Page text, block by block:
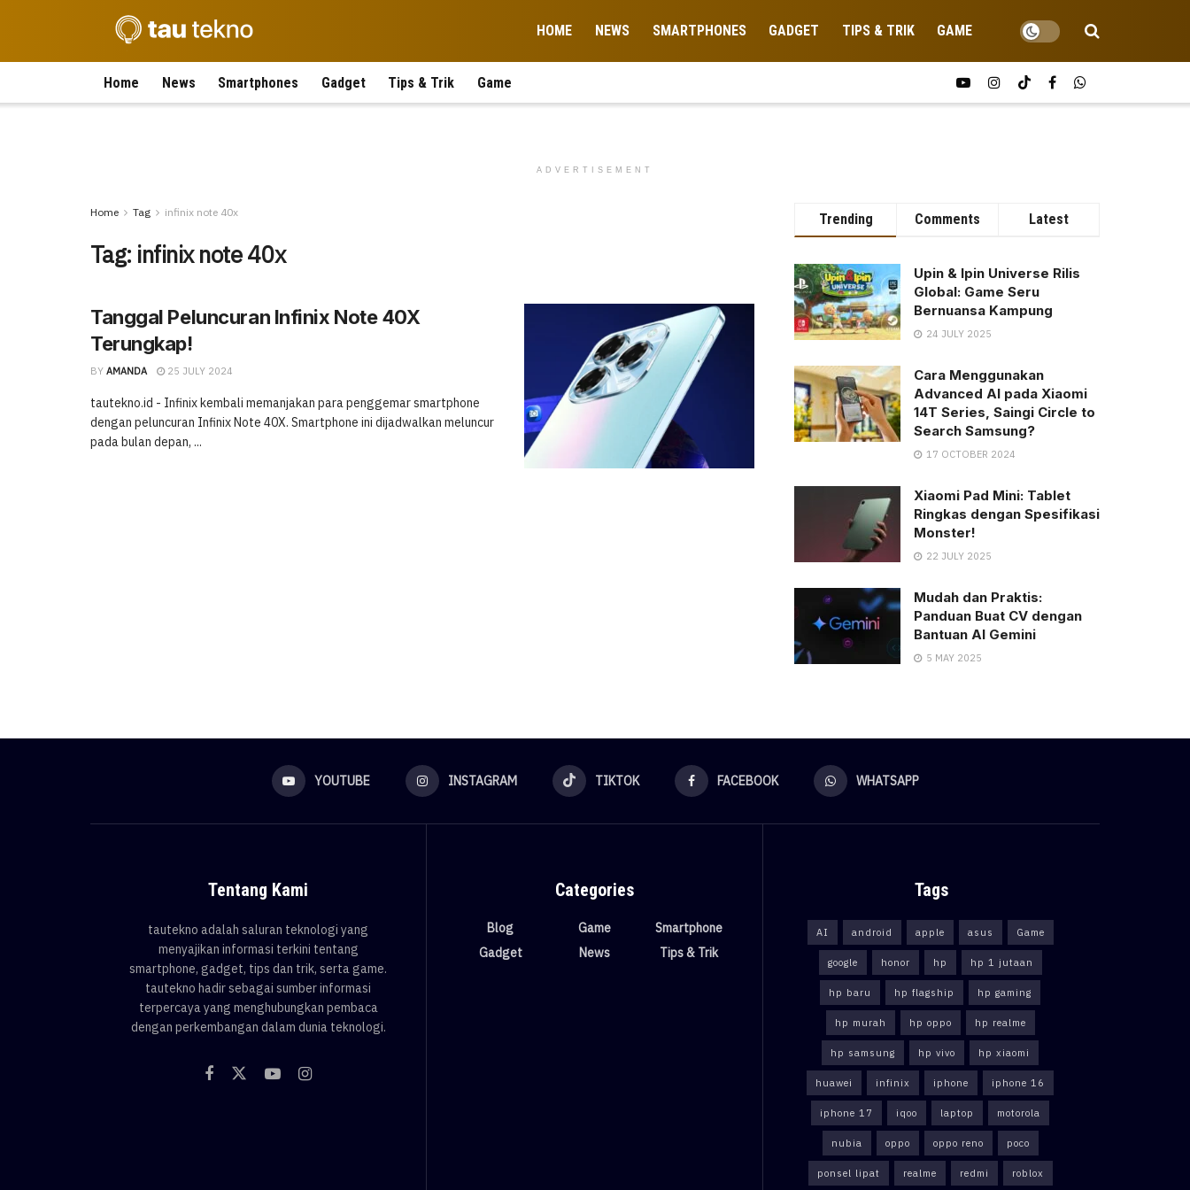
HOME NEWS SMARTPHONES GADGET TIPS & TRIK GAME
Home News Smartphones Gadget Tips & Trik Game
ADVERTISEMENT
Home Tag infinix note 40x
Tag: infinix note 40x
Tanggal Peluncuran Infinix Note 40X
Terungkap!
BY AMANDA 25 JULY 2024
tautekno.id - Infinix kembali memanjakan para penggemar smartphone
dengan peluncuran Infinix Note 40X. Smartphone ini dijadwalkan meluncur
pada bulan depan, ...
Trending Comments Latest
Upin & Ipin Universe Rilis
Global: Game Seru
Bernuansa Kampung
24 JULY 2025
Cara Menggunakan
Advanced AI pada Xiaomi
14T Series, Saingi Circle to
Search Samsung?
17 OCTOBER 2024
Xiaomi Pad Mini: Tablet
Ringkas dengan Spesifikasi
Monster!
22 JULY 2025
Mudah dan Praktis:
Panduan Buat CV dengan
Bantuan AI Gemini
5 MAY 2025
YOUTUBE INSTAGRAM TIKTOK FACEBOOK WHATSAPP
Tentang Kami
tautekno adalah saluran teknologi yang
menyajikan informasi terkini tentang
smartphone, gadget, tips dan trik, serta game.
tautekno hadir sebagai sumber informasi
terpercaya yang menghubungkan pembaca
dengan perkembangan dalam dunia teknologi.
Categories
Blog
Gadget
Game
News
Smartphone
Tips & Trik
Tags
AI android apple asus Game
google honor hp hp 1 jutaan
hp baru hp flagship hp gaming
hp murah hp oppo hp realme
hp samsung hp vivo hp xiaomi
huawei infinix iphone iphone 16
iphone 17 iqoo laptop motorola
nubia oppo oppo reno poco
ponsel lipat realme redmi roblox